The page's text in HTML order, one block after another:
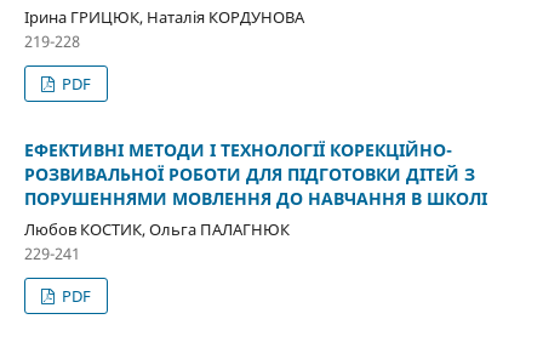
Ірина ГРИЦЮК, Наталія КОРДУНОВА
219-228
PDF
ЕФЕКТИВНІ МЕТОДИ І ТЕХНОЛОГІЇ КОРЕКЦІЙНО-
РОЗВИВАЛЬНОЇ РОБОТИ ДЛЯ ПІДГОТОВКИ ДІТЕЙ З
ПОРУШЕННЯМИ МОВЛЕННЯ ДО НАВЧАННЯ В ШКОЛІ
Любов КОСТИК, Ольга ПАЛАГНЮК
229-241
PDF